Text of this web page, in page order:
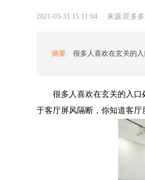
2021-03-31 15:11:04 来源:匠多
摘要:
很多人喜欢在玄关的入口处
于客厅屏风隔断，你知道客